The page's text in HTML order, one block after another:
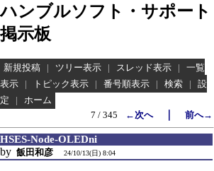
ハンブルソフト・サポート
掲示板
新規投稿 | ツリー表示 | スレッド表示 |
一覧
表示
| トピック表示 | 番号順表示 | 検索 |
設
定
|
ホーム
7 / 345
←次へ｜ 前へ→
HSES-Node-OLEDni
by 飯田和彦 24/10/13(日) 8:04